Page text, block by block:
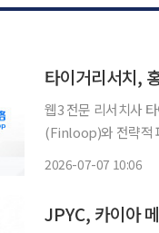
타이거리서치,
웹3 전문 리서치사
(Finloop)와 전략적
2026-07-07 10:06
JPYC, 카이아